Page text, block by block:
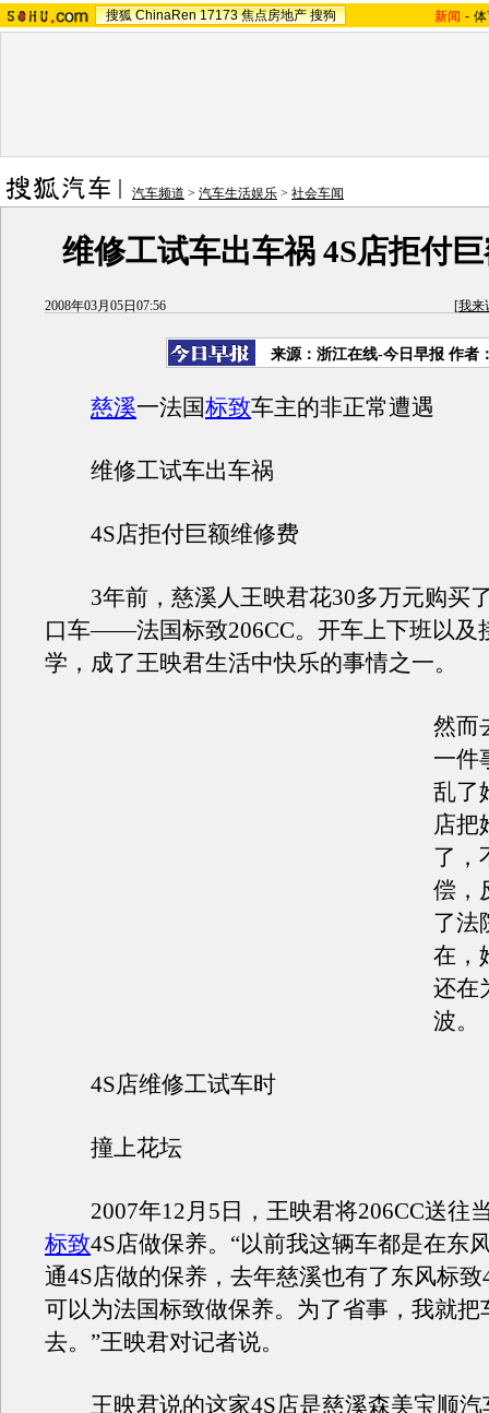
搜狐 ChinaRen 17173 焦点房地产 搜狗 新闻 -
汽车频道 > 汽车生活娱乐 > 社会车闻
维修工试车出车祸 4S店拒付
2008年03月05日07:56 [我来
来源：浙江在线-今日早报 作者
慈溪一法国标致车主的非正常遭遇
维修工试车出车祸
4S店拒付巨额维修费
3年前，慈溪人王映君花30多万元购买
口车——法国标致206CC。开车上下班以及
学，成了王映君生活中快乐的事情之一。
然而
一件
乱了
店把
了，
偿，
了法
在，
还在
波。
4S店维修工试车时
撞上花坛
2007年12月5日，王映君将206CC送往
标致4S店做保养。“以前我这辆车都是在东
通4S店做的保养，去年慈溪也有了东风标致
可以为法国标致做保养。为了省事，我就把
去。”王映君对记者说。
王映君说的这家4S店是慈溪森美宝顺汽